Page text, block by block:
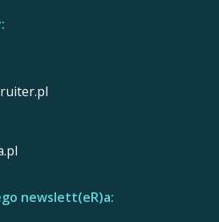
newslett(eR)a: